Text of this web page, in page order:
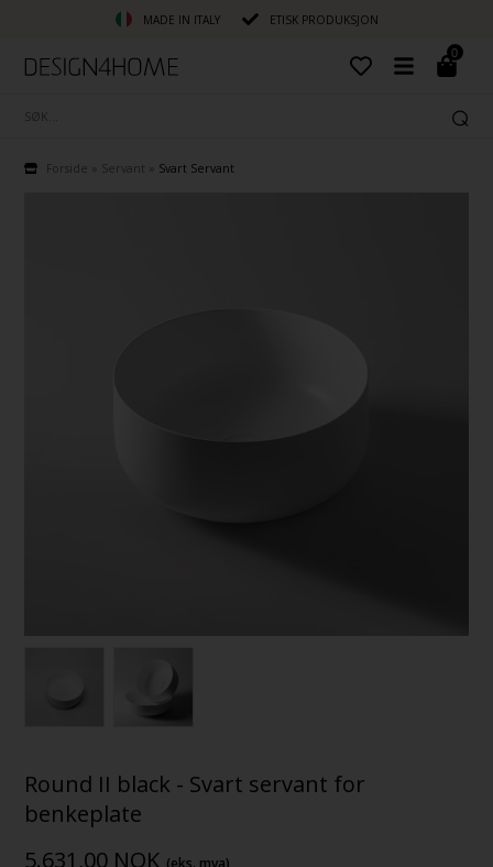
MADE IN ITALY ETISK PRODUKSJON
0
Forside Servant Svart Servant
Round II black - Svart servant for
benkeplate
5.631,00 NOK (eks. mva)